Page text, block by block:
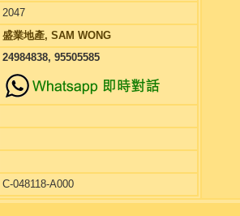
2047
盛業地產, SAM WONG
24984838, 95505585
C-048118-A000